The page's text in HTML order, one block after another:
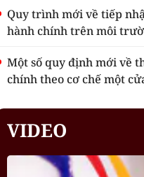
Quy trình mới về tiếp
hành chính trên môi
Một số quy định mới về
chính theo cơ chế một
VIDEO